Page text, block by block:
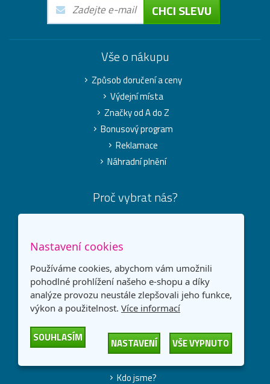
CHCI SLEVU
Vše o nákupu
Způsob doručení a ceny
Výdejní místa
Značky od A do Z
Bonusový program
Reklamace
Náhradní plnění
Proč vybrat nás?
Alternativní tonery TOREX
Ekologická likvidace a výkup tonerů
Partnerský program PRIME
Blog
O společnosti
Kdo jsme?
Nastavení cookies
Používáme cookies, abychom vám umožnili
pohodlné prohlížení našeho e-shopu a díky
analýze provozu neustále zlepšovali jeho funkce,
výkon a použitelnost. Více informací
SOUHLASÍM NASTAVENÍ VŠE VYPNUTO